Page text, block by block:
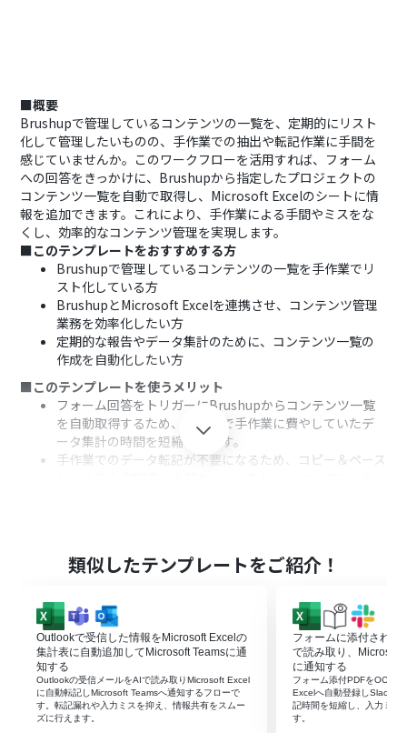
■概要
Brushupで管理しているコンテンツの一覧を、定期的にリスト
化して管理したいものの、手作業での抽出や転記作業に手間を
感じていませんか。このワークフローを活用すれば、フォーム
への回答をきっかけに、Brushupから指定したプロジェクトの
コンテンツ一覧を自動で取得し、Microsoft Excelのシートに情
報を追加できます。これにより、手作業による手間やミスをな
くし、効率的なコンテンツ管理を実現します。
■このテンプレートをおすすめする方
Brushupで管理しているコンテンツの一覧を手作業でリ
スト化している方
BrushupとMicrosoft Excelを連携させ、コンテンツ管理
業務を効率化したい方
定期的な報告やデータ集計のために、コンテンツ一覧の
作成を自動化したい方
■このテンプレートを使うメリット
フォーム回答をトリガーにBrushupからコンテンツ一覧
を自動取得するため、これまで手作業に費やしていたデ
ータ集計の時間を短縮できます。
手作業でのデータ転記が不要になるため、コピー＆ペース
ます。
次に、トリガーでフォームトリガーを選択し、ワークフロ
次に、オペレーションでBrushupを選択し、「コンテン
ツの一覧を取得」アクションを設定します。
次に、オペレーションで「処理繰り返し」を選択し、取
得したコンテンツ一覧のデータが1件ずつ処理されるよう
に設定します。
最後に、繰り返しの処理の中でMicrosoft Excelの「レコ
ードを追加する」アクションを設定し、指定のシートにコ
類似したテンプレートをご紹介！
Outlookで受信した情報をMicrosoft Excelの
集計表に自動追加してMicrosoft Teamsに通
知する
Outlookの受信メールをAIで読み取りMicrosoft Excel
に自動転記しMicrosoft Teamsへ通知するフローで
す。転記漏れや入力ミスを抑え、情報共有をスムー
ズに行えます。
フォームに添付された
で読み取り、
に通知する
フォーム添付PDFをOCR
Excelへ自動登録しSlackに
記時間を短縮し、入力ミス
す。